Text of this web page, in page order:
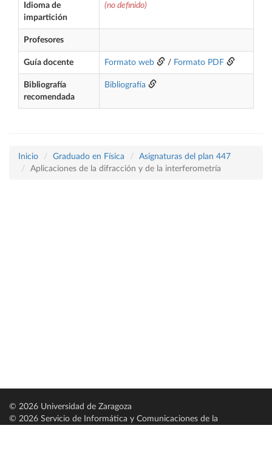
Idioma de
impartición
(no definido)
Profesores
Guía docente Formato web / Formato PDF
Bibliografía
recomendada
Bibliografía
Inicio Graduado en Física
Asignaturas del plan 447
Aplicaciones de la difracción y de la interferometría
© 2026 Universidad de Zaragoza
© 2026 Servicio de Informática y Comunicaciones de la